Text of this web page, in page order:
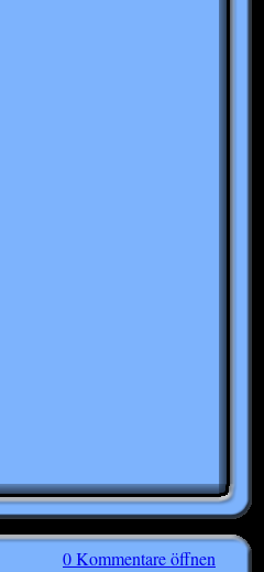
0 Kommentare öffnen